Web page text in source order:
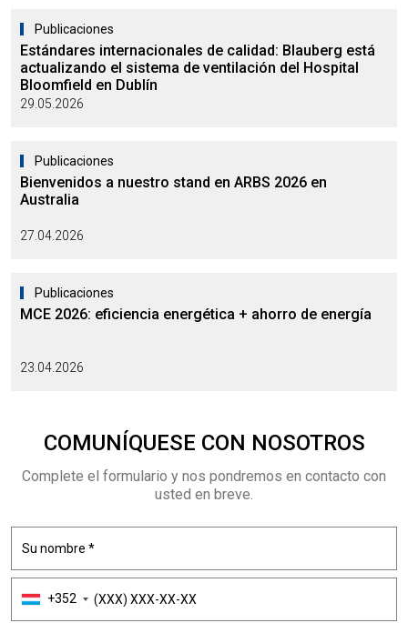
Publicaciones
Estándares internacionales de calidad: Blauberg está
actualizando el sistema de ventilación del Hospital
Bloomfield en Dublín
29.05.2026
Publicaciones
Bienvenidos a nuestro stand en ARBS 2026 en
Australia
27.04.2026
Publicaciones
MCE 2026: eficiencia energética + ahorro de energía
23.04.2026
COMUNÍQUESE CON NOSOTROS
Complete el formulario y nos pondremos en contacto con
usted en breve.
+352